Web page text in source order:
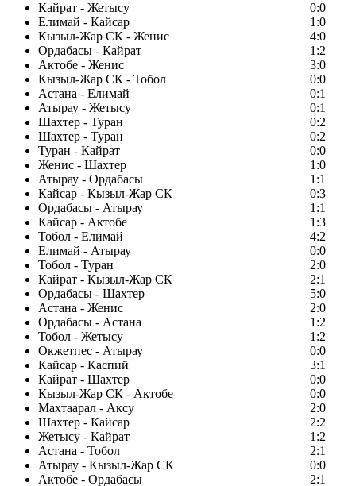
Кайрат - Жетысу
0:0
Елимай - Кайсар
1:0
Кызыл-Жар СК - Женис
4:0
Ордабасы - Кайрат
1:2
Актобе - Женис
3:0
Кызыл-Жар СК - Тобол
0:0
Астана - Елимай
0:1
Атырау - Жетысу
0:1
Шахтер - Туран
0:2
Шахтер - Туран
0:2
Туран - Кайрат
0:0
Женис - Шахтер
1:0
Атырау - Ордабасы
1:1
Кайсар - Кызыл-Жар СК
0:3
Ордабасы - Атырау
1:1
Кайсар - Актобе
1:3
Тобол - Елимай
4:2
Елимай - Атырау
0:0
Тобол - Туран
2:0
Кайрат - Кызыл-Жар СК
2:1
Ордабасы - Шахтер
5:0
Астана - Женис
2:0
Ордабасы - Астана
1:2
Тобол - Жетысу
1:2
Окжетпес - Атырау
0:0
Кайсар - Каспий
3:1
Кайрат - Шахтер
0:0
Кызыл-Жар СК - Актобе
0:0
Махтаарал - Аксу
2:0
Шахтер - Кайсар
2:2
Жетысу - Кайрат
1:2
Астана - Тобол
2:1
Атырау - Кызыл-Жар СК
0:0
Актобе - Ордабасы
2:1